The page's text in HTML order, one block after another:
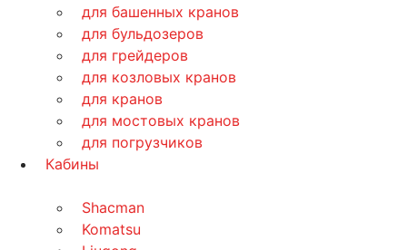
для башенных кранов
для бульдозеров
для грейдеров
для козловых кранов
для кранов
для мостовых кранов
для погрузчиков
Кабины
Shacman
Komatsu